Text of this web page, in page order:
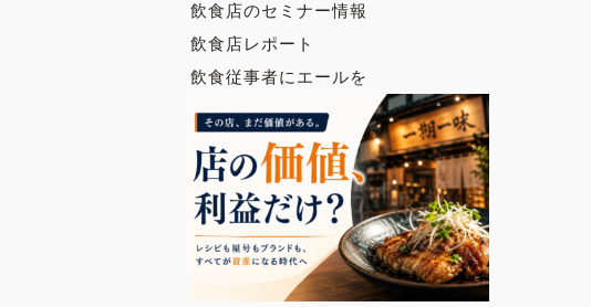
飲食店のセミナー情報
飲食店レポート
飲食従事者にエールを